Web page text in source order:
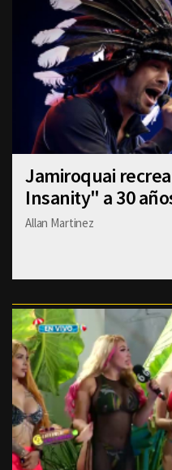
Jamiroquai
Insanity" a 30
Allan Martinez